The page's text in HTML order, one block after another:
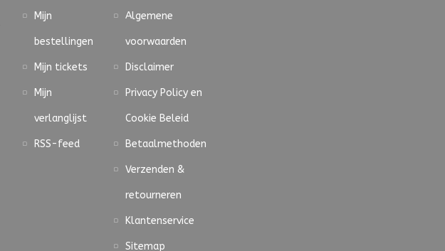
Mijn
bestellingen
Mijn tickets
Mijn
verlanglijst
RSS-feed
Algemene
voorwaarden
Disclaimer
Privacy Policy en
Cookie Beleid
Betaalmethoden
Verzenden &
retourneren
Klantenservice
Sitemap